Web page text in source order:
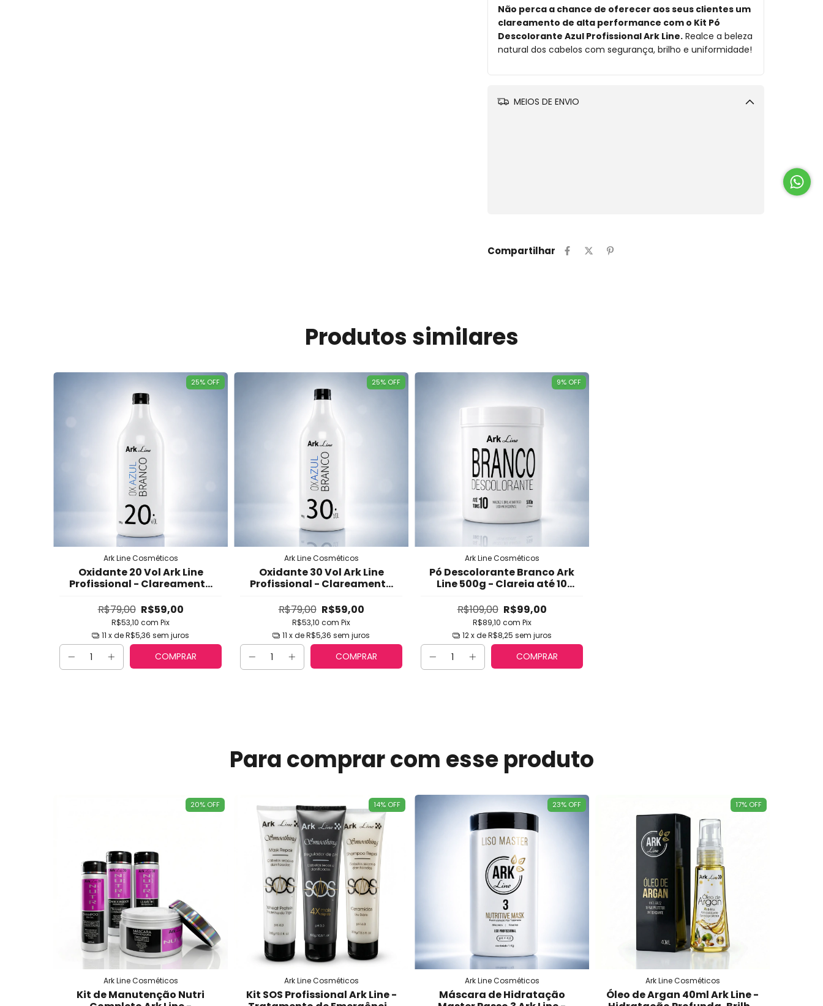
Não perca a chance de oferecer aos seus clientes um
clareamento de alta performance com o Kit Pó
Descolorante Azul Profissional Ark Line. Realce a beleza
natural dos cabelos com segurança, brilho e uniformidade!
MEIOS DE ENVIO
Compartilhar
Produtos similares
25% OFF
Ark Line Cosméticos
Oxidante 20 Vol Ark Line
Profissional - Clareamento
Cremosa Estabilizada
R$79,00 R$59,00
R$53,10 com Pix
11 x deR$5,36 sem juros
COMPRAR
25% OFF
Ark Line Cosméticos
Oxidante 30 Vol Ark Line
Profissional - Clareamento
Cremosa Estabilizada
R$79,00 R$59,00
R$53,10 com Pix
11 x deR$5,36 sem juros
COMPRAR
9% OFF
Ark Line Cosméticos
Pó Descolorante Branco Ark
Line 500g - Clareia até 10
Rápido, Uniforme e Alta
Performance
R$109,00 R$99,00
R$89,10 com Pix
12 x deR$8,25 sem juros
COMPRAR
Para comprar com esse produto
20% OFF
Ark Line Cosméticos
Kit de Manutenção Nutri
14% OFF
Ark Line Cosméticos
Kit SOS Profissional Ark Line -
23% OFF
Ark Line Cosméticos
Máscara de Hidratação
17% OFF
Ark Line Cosméticos
Óleo de Argan 40ml Ark Line -